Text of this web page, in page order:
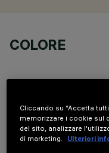
COLORE
DATI TECNICI
Cliccando su “Accetta
memorizzare i cookie sul
del sito, analizzare
di marketing.
Ulteriori